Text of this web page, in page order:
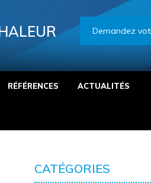
Demandez
RÉFÉRENCES ACTUALITÉS
CATÉGORIES